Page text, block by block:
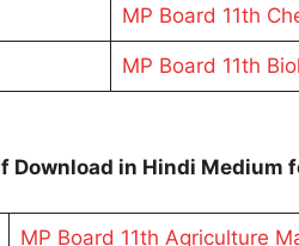
MP Board 11th
MP Board 11th
Download in Hindi Medium
MP Board 11th Agriculture